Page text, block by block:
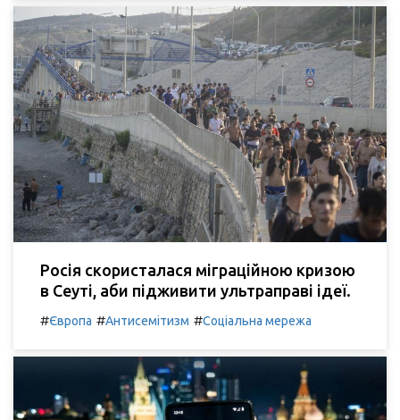
Росія скористалася міграційною кризою
в Сеуті, аби підживити ультраправі ідеї.
#Європа #Антисемітизм #Соціальна мережа